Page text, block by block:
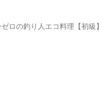
ロの釣り人エコ料理【初級】